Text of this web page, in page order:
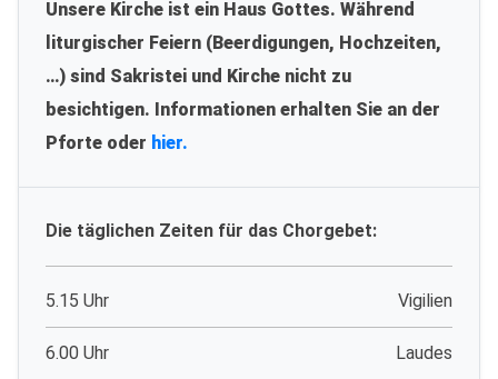
Unsere Kirche ist ein Haus Gottes. Während
liturgischer Feiern (Beerdigungen, Hochzeiten,
…) sind Sakristei und Kirche nicht zu
besichtigen. Informationen erhalten Sie an der
Pforte oder hier.
Die täglichen Zeiten für das Chorgebet:
5.15 Uhr Vigilien
6.00 Uhr Laudes